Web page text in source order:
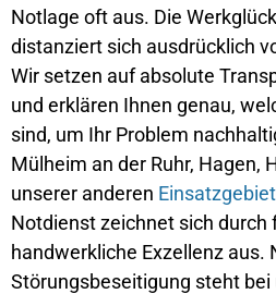
Notlage oft aus. Die
distanziert sich ausdrücklich
Wir setzen auf absolute
und erklären Ihnen genau,
sind, um Ihr Problem
Mülheim an der Ruhr, Hagen,
unserer anderen
Notdienst zeichnet sich durch
handwerkliche Exzellenz aus.
Störungsbeseitigung steht bei